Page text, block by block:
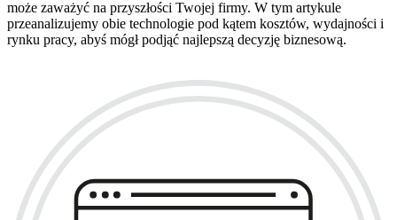
może zaważyć na przyszłości Twojej firmy. W tym artykule
przeanalizujemy obie technologie pod kątem kosztów, wydajności i
rynku pracy, abyś mógł podjąć najlepszą decyzję biznesową.